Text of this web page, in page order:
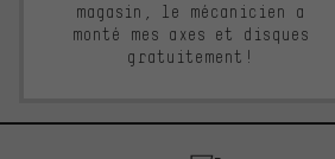
magasin, le mécanicien a
monté mes axes et disques
gratuitement!